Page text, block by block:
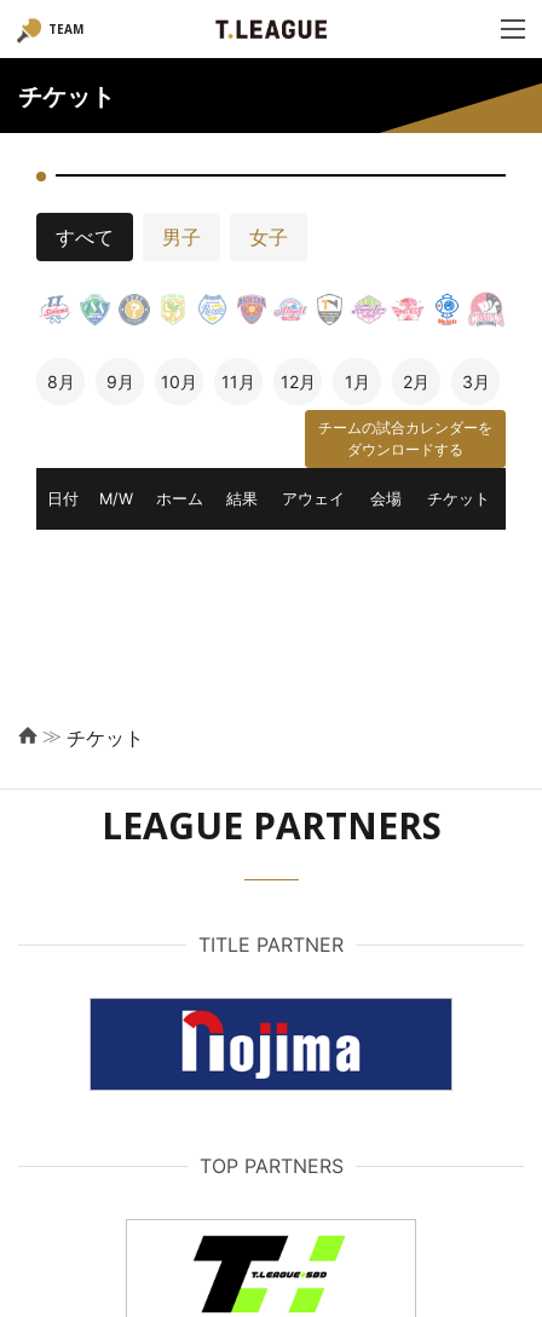
TEAM
チケット
すべて 男子 女子
8月 9月 10月 11月 12月 1月 2月 3月
チームの試合カレンダーを
ダウンロードする
日付 M/W ホーム 結果 アウェイ 会場 チケット
≫ チケット
LEAGUE PARTNERS
TITLE PARTNER
TOP PARTNERS